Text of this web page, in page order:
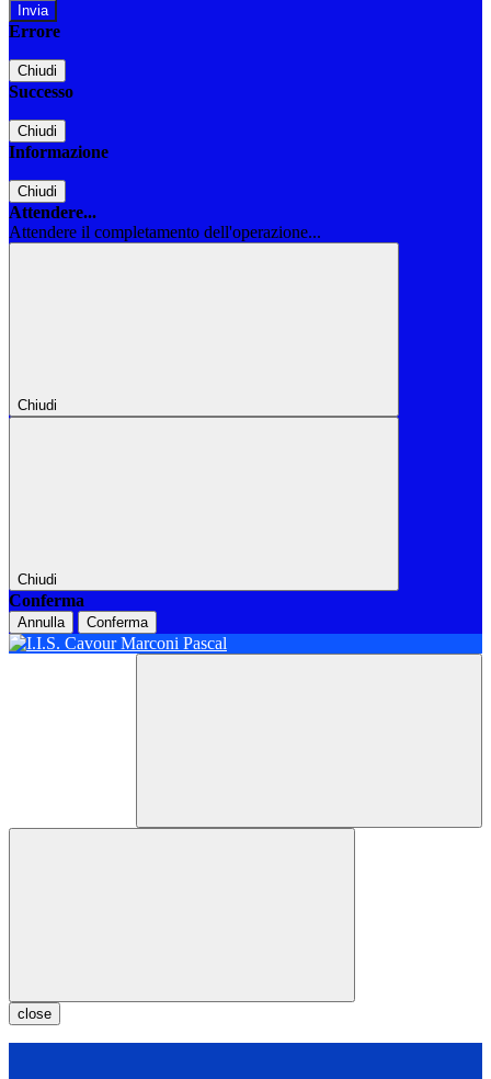
Errore
Chiudi
Successo
Chiudi
Informazione
Chiudi
Attendere...
Attendere il completamento dell'operazione...
Chiudi
Chiudi
Conferma
Annulla Conferma
close